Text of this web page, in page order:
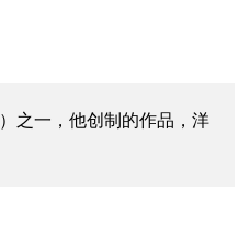
之一，他创制的作品，洋